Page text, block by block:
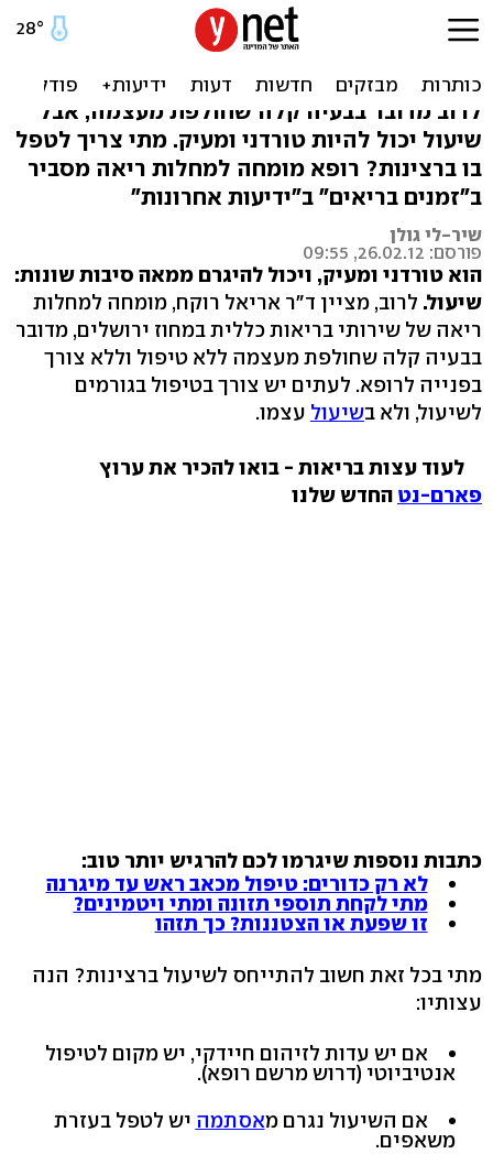
איך לטפל בשיעול טורדני? 7
לרוב מדובר בבעיה קלה שחולפת מעצמה, אבל
שיעול יכול להיות טורדני ומעיק. מתי צריך לטפל
בו ברצינות? רופא מומחה למחלות ריאה מסביר
ב"זמנים בריאים" ב"ידיעות אחרונות"
שיר-לי גולן
פורסם: 26.02.12, 09:55
הוא טורדני ומעיק, ויכול להיגרם ממאה סיבות שונות:
שיעול. לרוב, מציין ד"ר אריאל רוקח, מומחה למחלות
ריאה של שירותי בריאות כללית במחוז ירושלים, מדובר
בבעיה קלה שחולפת מעצמה ללא טיפול וללא צורך
בפנייה לרופא. לעתים יש צורך בטיפול בגורמים
לשיעול, ולא בשיעול עצמו.
לעוד עצות בריאות - בואו להכיר את ערוץ
פארם-נט החדש שלנו
כתבות נוספות שיגרמו לכם להרגיש יותר טוב:
לא רק כדורים: טיפול מכאב ראש עד מיגרנה
מתי לקחת תוספי תזונה ומתי ויטמינים?
זו שפעת או הצטננות? כך תזהו
מתי בכל זאת חשוב להתייחס לשיעול ברצינות? הנה
עצותיו:
אם יש עדות לזיהום חיידקי, יש מקום לטיפול
אנטיביוטי (דרוש מרשם רופא‭.(‬
אם השיעול נגרם מאסתמה יש לטפל בעזרת
משאפים.